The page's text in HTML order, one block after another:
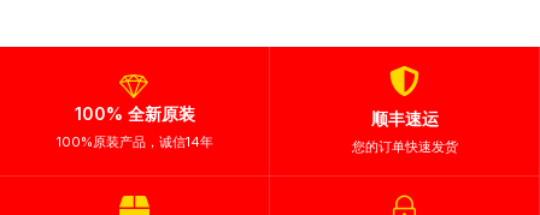
100% 全新原装
100%原装产品，诚信14年
顺丰速运
您的订单快速发货